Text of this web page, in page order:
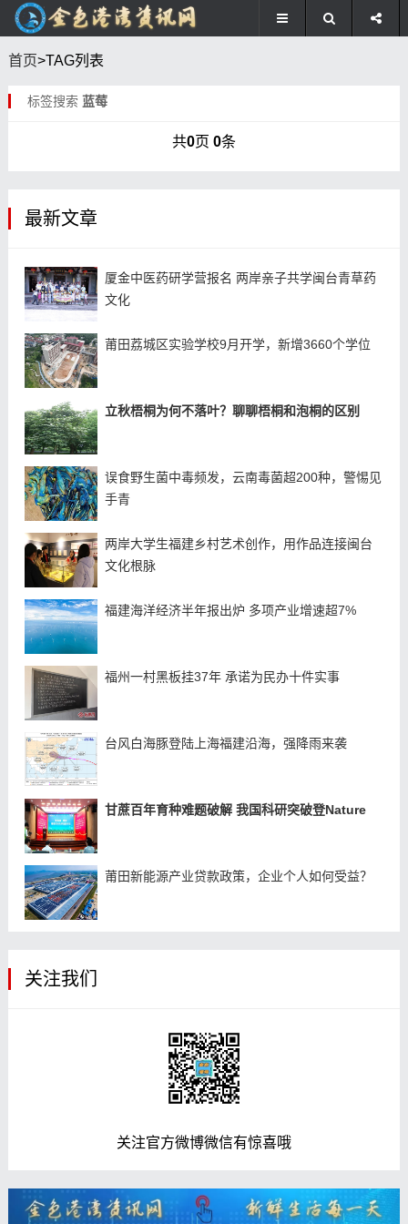
首页>TAG列表
标签搜索 蓝莓
共0页 0条
最新文章
厦金中医药研学营报名 两岸亲子共学闽台青草药
文化
莆田荔城区实验学校9月开学，新增3660个学位
立秋梧桐为何不落叶？聊聊梧桐和泡桐的区别
误食野生菌中毒频发，云南毒菌超200种，警惕见
手青
两岸大学生福建乡村艺术创作，用作品连接闽台
文化根脉
福建海洋经济半年报出炉 多项产业增速超7%
福州一村黑板挂37年 承诺为民办十件实事
台风白海豚登陆上海福建沿海，强降雨来袭
甘蔗百年育种难题破解 我国科研突破登Nature
莆田新能源产业贷款政策，企业个人如何受益？
关注我们
关注官方微博微信有惊喜哦